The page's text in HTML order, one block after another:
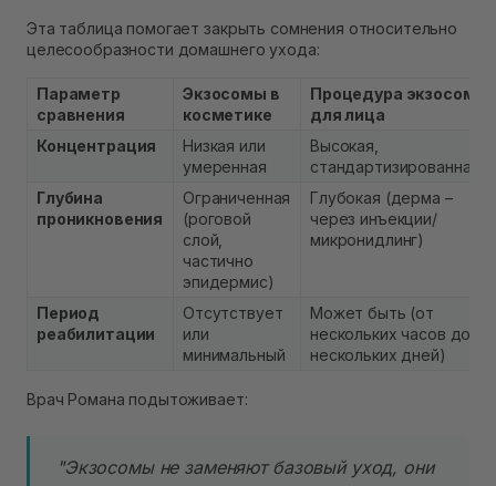
Эта таблица помогает закрыть сомнения относительно
целесообразности домашнего ухода:
Параметр
сравнения
Экзосомы в
косметике
Процедура экзосом
для лица
Концентрация
Низкая или
умеренная
Высокая,
стандартизированная
Глубина
проникновения
Ограниченная
(роговой
слой,
частично
эпидермис)
Глубокая (дерма –
через инъекции/
микронидлинг)
Период
реабилитации
Отсутствует
или
минимальный
Может быть (от
нескольких часов до
нескольких дней)
Врач Романа подытоживает:
"Экзосомы не заменяют базовый уход, они